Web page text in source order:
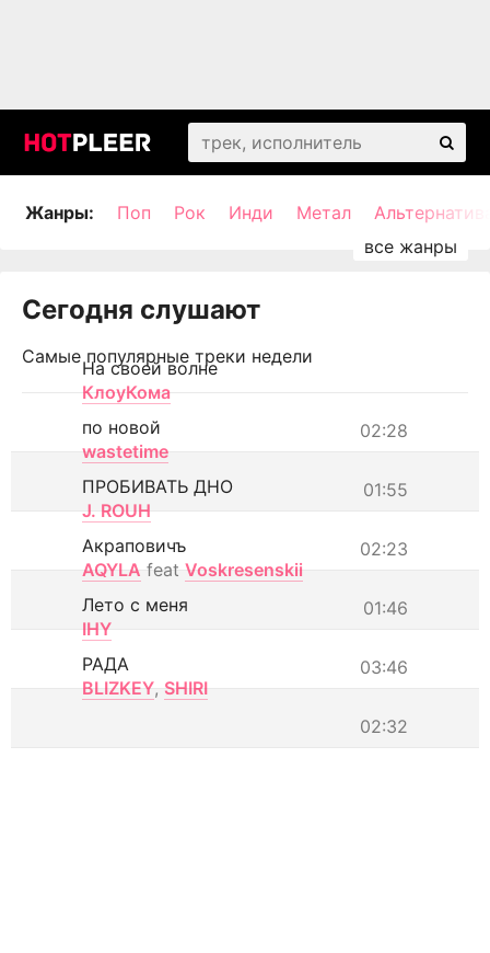
Жанры: Поп Рок Инди Метал
Сегодня слушают
Самые популярные треки недели
На своей волне
КлоуКома
02:28
по новой
wastetime
01:55
ПРОБИВАТЬ ДНО
J. ROUH
02:23
Акраповичъ
AQYLA feat Voskresenskii
01:46
Лето с меня
IHY
03:46
РАДА
BLIZKEY, SHIRI
02:32